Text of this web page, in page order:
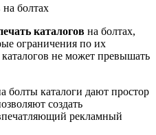
болтах
каталогов на болтах,
ограничения по их
не может превышать
болты каталоги дают простор
создать
рекламный